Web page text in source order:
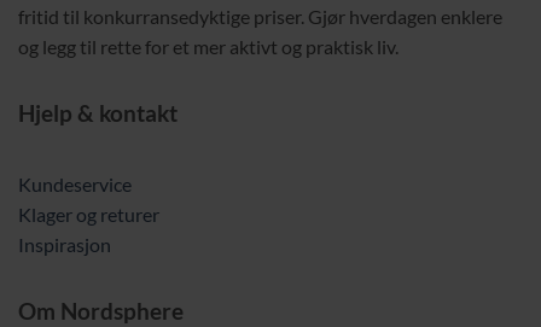
fritid til konkurransedyktige priser. Gjør hverdagen enklere
og legg til rette for et mer aktivt og praktisk liv.
Hjelp & kontakt
Kundeservice
Klager og returer
Inspirasjon
Om Nordsphere